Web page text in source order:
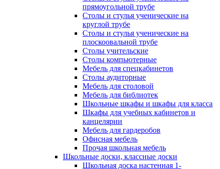
прямоугольной трубе
Столы и стулья ученические на
круглой трубе
Столы и стулья ученические на
плоскоовальной трубе
Столы учительские
Столы компьютерные
Мебель для спецкабинетов
Столы аудиторные
Мебель для столовой
Мебель для библиотек
Школьные шкафы и шкафы для класса
Шкафы для учебных кабинетов и
канцелярии
Мебель для гардеробов
Офисная мебель
Прочая школьная мебель
Школьные доски, классные доски
Школьная доска настенная 1-